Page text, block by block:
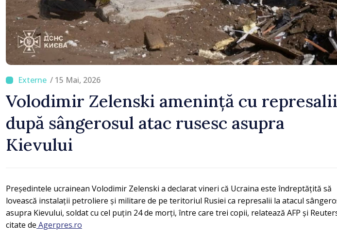
/ 15 Mai, 2026
Volodimir Zelenski amenință cu represalii
după sângerosul atac rusesc asupra
Kievului
Președintele ucrainean Volodimir Zelenski a declarat vineri că Ucraina este îndreptățită să
lovească instalații petroliere și militare de pe teritoriul Rusiei ca represalii la atacul
asupra Kievului, soldat cu cel puțin 24 de morți, între care trei copii, relatează AFP și
citate de Agerpres.ro